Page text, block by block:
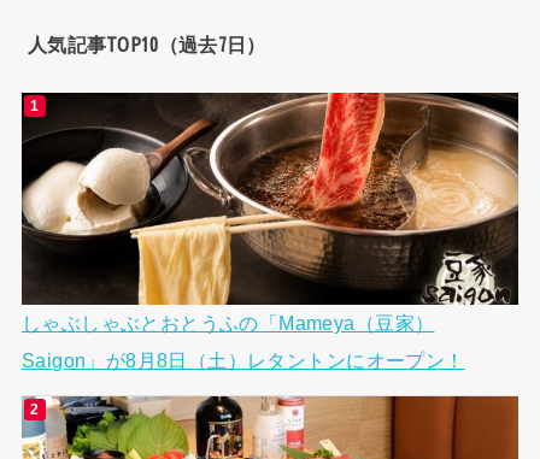
人気記事TOP10（過去7日）
しゃぶしゃぶとおとうふの「Mameya（豆家）
Saigon」が8月8日（土）レタントンにオープン！